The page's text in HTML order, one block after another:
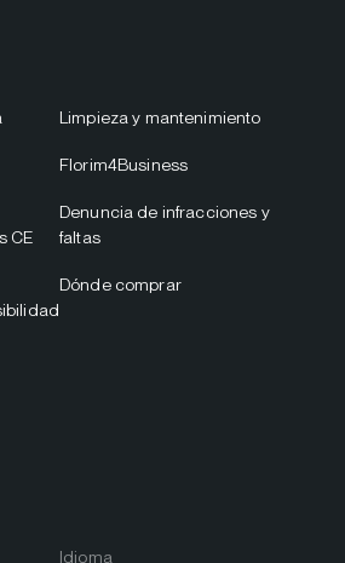
CE
Limpieza y mantenimiento
Florim4Business
Denuncia de infracciones y
faltas
Dónde comprar
Idioma